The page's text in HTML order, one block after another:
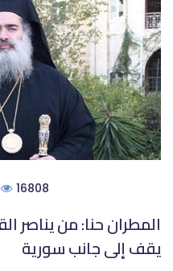
16808
المطران حنا: من يناصر
يقف إلى جانب سورية